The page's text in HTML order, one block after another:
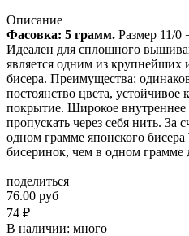
Описание
Фасовка: 5 грамм. Размер 11/0
Идеален для сплошного
является одним из крупнейших
бисера. Преимущества:
постоянство цвета,
покрытие. Широкое
пропускать через себя нить. За
одном грамме японского
бисеринок, чем в одном грамме
поделиться
76.00 руб
74 ₽
В наличии: много